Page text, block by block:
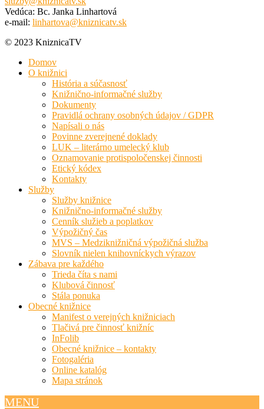
Vedúca: Bc. Janka Linhartová
e-mail: linhartova@kniznicatv.sk
© 2023 KniznicaTV
Domov
O knižnici
História a súčasnosť
Knižnično-informačné služby
Dokumenty
Pravidlá ochrany osobných údajov / GDPR
Napísali o nás
Povinne zverejnené doklady
LUK – literárno umelecký klub
Oznamovanie protispoločenskej činnosti
Etický kódex
Kontakty
Služby
Služby knižnice
Knižnično-informačné služby
Cenník služieb a poplatkov
Výpožičný čas
MVS – Medziknižničná výpožičná služba
Slovník nielen knihovníckych výrazov
Zábava pre každého
Trieda číta s nami
Klubová činnosť
Stála ponuka
Obecné knižnice
Manifest o verejných knižniciach
Tlačivá pre činnosť knižníc
InFolib
Obecné knižnice – kontakty
Fotogaléria
Online katalóg
Mapa stránok
MENU